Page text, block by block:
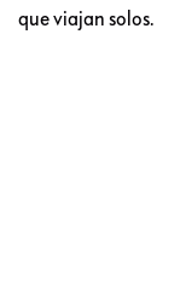
que viajan solos.